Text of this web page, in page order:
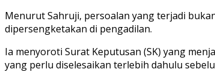
Menurut Sahruji, persoalan yang terjadi
dipersengketakan di pengadilan.
Ia menyoroti Surat Keputusan (SK) yang
yang perlu diselesaikan terlebih dahulu